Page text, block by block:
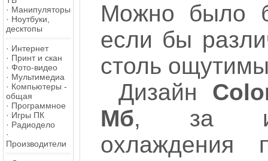
· Манипуляторы
· Ноутбуки,
десктопы
· Интернет
· Принт и скан
· Фото-видео
· Мультимедиа
· Компьютеры -
общая
· Программное
· Игры ПК
· Радиодело
·
Производители
Можно было
если бы
столь
Дизайн
Мб, за
охлаждения